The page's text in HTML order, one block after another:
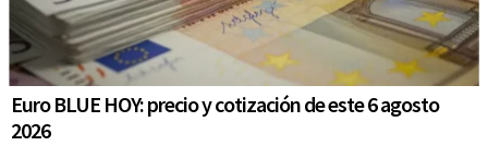
Euro BLUE HOY: precio y cotización de este 6 agosto
2026